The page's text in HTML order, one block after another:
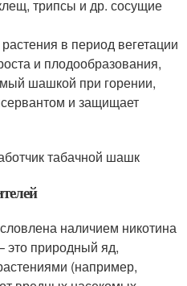
трипсы и др. сосущие
в период вегетации
и плодообразования,
шашкой при горении,
и защищает
табачной шашк
наличием никотина
это природный яд,
(например,